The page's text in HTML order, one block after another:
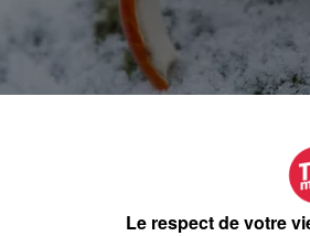
Le respect de votre